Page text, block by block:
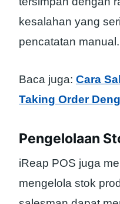
kesalahan yang
pencatatan manual.
Baca juga: Cara
Taking Order
Pengelolaan
iReap POS juga
mengelola stok